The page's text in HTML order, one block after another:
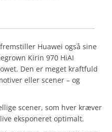
Huawei også sine
Kirin 970 HiAI
Den er meget kraftfuld
eller scener – og
scener, som hver kræver
eksponeret optimalt.